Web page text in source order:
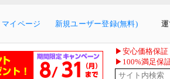
マイページ 新規ユーザー登録(無料)
▶安心価格保証
▶100%満足保